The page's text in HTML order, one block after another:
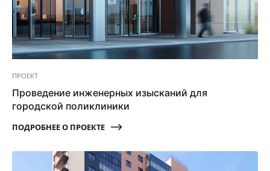
ПРОЕКТ
Проведение инженерных изысканий для
городской поликлиники
ПОДРОБНЕЕ О ПРОЕКТЕ